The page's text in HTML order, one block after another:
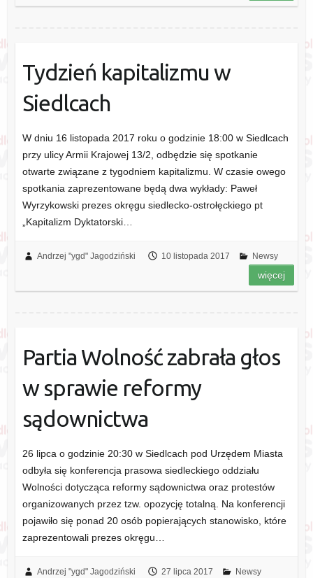
Tydzień kapitalizmu w
Siedlcach
W dniu 16 listopada 2017 roku o godzinie 18:00 w Siedlcach
przy ulicy Armii Krajowej 13/2, odbędzie się spotkanie
otwarte związane z tygodniem kapitalizmu. W czasie owego
spotkania zaprezentowane będą dwa wykłady: Paweł
Wyrzykowski prezes okręgu siedlecko-ostrołęckiego pt
„Kapitalizm Dyktatorski…
Andrzej "ygd" Jagodziński 10 listopada 2017 Newsy
więcej
Partia Wolność zabrała głos
w sprawie reformy
sądownictwa
26 lipca o godzinie 20:30 w Siedlcach pod Urzędem Miasta
odbyła się konferencja prasowa siedleckiego oddziału
Wolności dotycząca reformy sądownictwa oraz protestów
organizowanych przez tzw. opozycję totalną. Na konferencji
pojawiło się ponad 20 osób popierających stanowisko, które
zaprezentowali prezes okręgu…
Andrzej "ygd" Jagodziński 27 lipca 2017 Newsy